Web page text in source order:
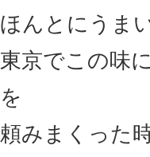
ほんとにうま
東京でこの味
を
頼みまくった